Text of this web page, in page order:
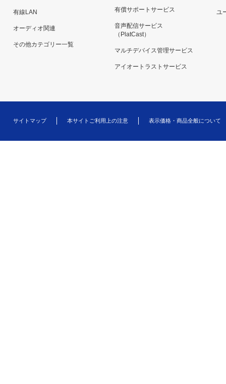
有線LAN
オーディオ関連
その他カテゴリー一覧
有償サポートサービス
音声配信サービス
（PlatCast）
マルチデバイス管理サービス
アイオートラストサービス
ユ
サイトマップ 本サイトご利用上の注意 表示価格・商品全般について